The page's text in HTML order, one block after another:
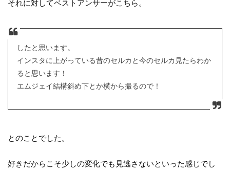
それに対してベストアンサーがこちら。
したと思います。
インスタに上がっている昔のセルカと今のセルカ見たらわか
ると思います！
エムジェイ結構斜め下とか横から撮るので！
とのことでした。
好きだからこそ少しの変化でも見逃さないといった感じでし